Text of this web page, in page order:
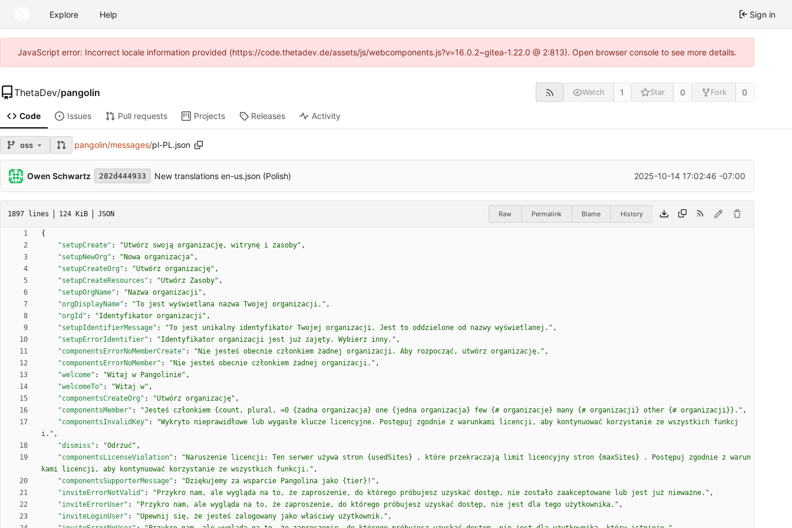
Explore Help Sign in
JavaScript error: Incorrect locale information provided (https://code.thetadev.de/assets/js/webcomponents.js?v=16.0.2~gitea-1.22.0 @ 2:813). Open browser console to see more details.
ThetaDev/pangolin Watch 1 Star 0 Fork 0
Code Issues Pull requests Projects Releases Activity
oss pangolin/messages/pl-PL.json
Owen Schwartz 282d444933 New translations en-us.json (Polish) 2025-10-14 17:02:46 -07:00
1897 lines 124 KiB JSON Raw Permalink Blame History
{
"setupCreate" : "Utwórz swoją organizację, witrynę i zasoby" ,
"setupNewOrg" : "Nowa organizacja" ,
"setupCreateOrg" : "Utwórz organizację" ,
"setupCreateResources" : "Utwórz Zasoby" ,
"setupOrgName" : "Nazwa organizacji" ,
"orgDisplayName" : "To jest wyświetlana nazwa Twojej organizacji." ,
"orgId" : "Identyfikator organizacji" ,
"setupIdentifierMessage" : "To jest unikalny identyfikator Twojej organizacji. Jest to oddzielone od nazwy wyświetlanej." ,
"setupErrorIdentifier" : "Identyfikator organizacji jest już zajęty. Wybierz inny." ,
"componentsErrorNoMemberCreate" : "Nie jesteś obecnie członkiem żadnej organizacji. Aby rozpocząć, utwórz organizację." ,
"componentsErrorNoMember" : "Nie jesteś obecnie członkiem żadnej organizacji." ,
"welcome" : "Witaj w Pangolinie" ,
"welcomeTo" : "Witaj w" ,
"componentsCreateOrg" : "Utwórz organizację" ,
"componentsMember" : "Jesteś członkiem {count, plural, =0 {żadna organizacja} one {jedna organizacja} few {# organizacje} many {# organizacji} other {# organizacji}}." ,
"componentsInvalidKey" :
"Wykryto nieprawidłowe lub wygasłe klucze licencyjne. Postępuj zgodnie z warunkami licencji, aby kontynuować korzystanie ze wszystkich funkcj
i." ,
"dismiss" : "Odrzuć" ,
"componentsLicenseViolation" :
"Naruszenie licencji: Ten serwer używa stron {usedSites} , które przekraczają limit licencyjny stron {maxSites} . Postępuj zgodnie z warun
kami licencji, aby kontynuować korzystanie ze wszystkich funkcji." ,
"componentsSupporterMessage" : "Dziękujemy za wsparcie Pangolina jako {tier}!" ,
"inviteErrorNotValid" : "Przykro nam, ale wygląda na to, że zaproszenie, do którego próbujesz uzyskać dostęp, nie zostało zaakceptowane lub jest już nieważne." ,
"inviteErrorUser" : "Przykro nam, ale wygląda na to, że zaproszenie, do którego próbujesz uzyskać dostęp, nie jest dla tego użytkownika." ,
"inviteLoginUser" : "Upewnij się, że jesteś zalogowany jako właściwy użytkownik." ,